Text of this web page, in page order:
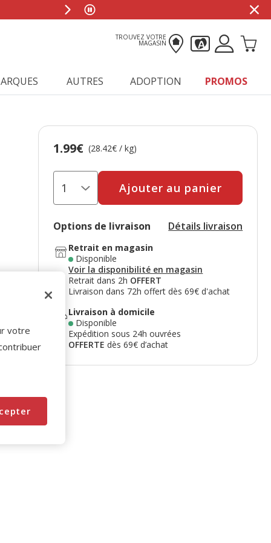
TROUVEZ VOTRE
MAGASIN
AUTRES ADOPTION PROMOS
Prix 1.99€, 28.42 EUR par kg
1.99€ (28.42€ / kg)
Ajouter au panier
Options de livraison Détails livraison
Retrait en magasin
Disponible
Voir la disponibilité en magasin
Retrait dans 2h OFFERT
Livraison dans 72h offert dès 69€ d'achat
Livraison à domicile
Disponible
Expédition sous 24h ouvrées
OFFERTEdès 69€ d’achat
votre